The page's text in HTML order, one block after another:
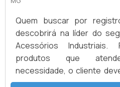
Quem buscar por
descobrirá na líder do
Acessórios Industriais.
produtos que
necessidade, o cliente
organização que se